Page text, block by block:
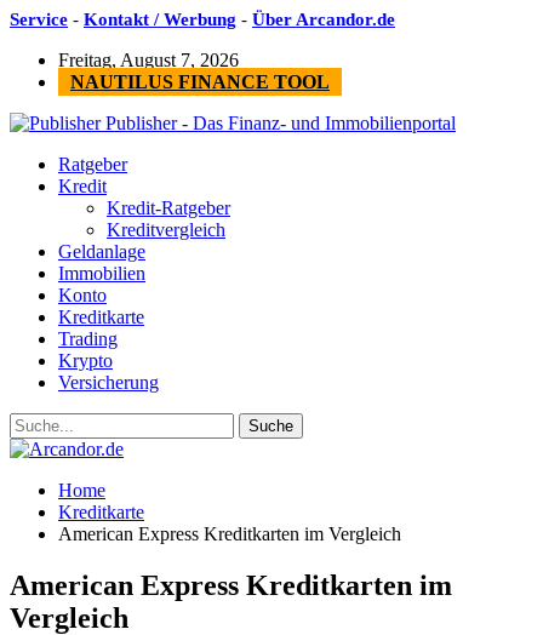
Service - Kontakt / Werbung - Über Arcandor.de
Freitag, August 7, 2026
NAUTILUS FINANCE TOOL
Publisher - Das Finanz- und Immobilienportal
Ratgeber
Kredit
Kredit-Ratgeber
Kreditvergleich
Geldanlage
Immobilien
Konto
Kreditkarte
Trading
Krypto
Versicherung
Home
Kreditkarte
American Express Kreditkarten im Vergleich
American Express Kreditkarten im
Vergleich